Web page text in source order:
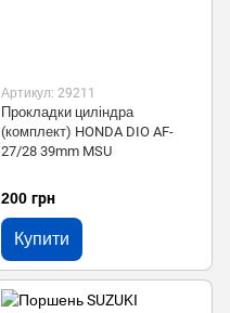
Артикул: 29211
Прокладки циліндра
(комплект) HONDA DIO AF-
27/28 39mm MSU
200 грн
Купити